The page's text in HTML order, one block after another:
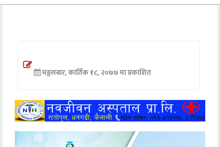
अन्तर्वार्ता
खेलकुद
मनोरञ्जन
अन्य
मङ्गलबार, कार्तिक १८, २०७७ मा प्रकाशित